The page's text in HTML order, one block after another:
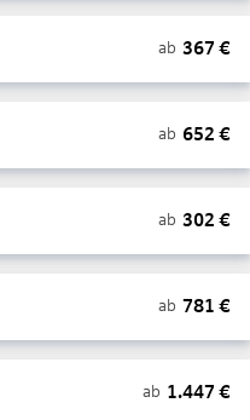
ab 367 €
ab 652 €
ab 302 €
ab 781 €
ab 1.447 €